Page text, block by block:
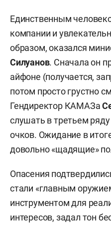
Единственным
компании и
образом, оказался
Силуанов. Сначала он
айфоне (получается,
потом просто грустно
Гендиректор КАМАЗа
слушать в третьем
очков. Ожидание в
довольно «щадящие»
Опасения
стали «главным
инструментом для
интересов, задал тон